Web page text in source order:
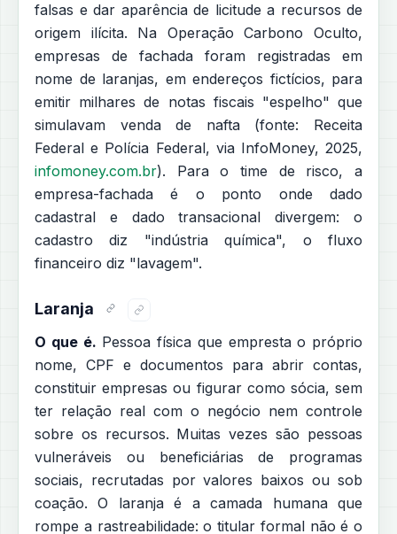
falsas e dar aparência de licitude a recursos de
origem ilícita. Na Operação Carbono Oculto,
empresas de fachada foram registradas em
nome de laranjas, em endereços fictícios, para
emitir milhares de notas fiscais "espelho" que
simulavam venda de nafta (fonte: Receita
Federal e Polícia Federal, via InfoMoney, 2025,
infomoney.com.br). Para o time de risco, a
empresa-fachada é o ponto onde dado
cadastral e dado transacional divergem: o
cadastro diz "indústria química", o fluxo
financeiro diz "lavagem".
Laranja
O que é. Pessoa física que empresta o próprio
nome, CPF e documentos para abrir contas,
constituir empresas ou figurar como sócia, sem
ter relação real com o negócio nem controle
sobre os recursos. Muitas vezes são pessoas
vulneráveis ou beneficiárias de programas
sociais, recrutadas por valores baixos ou sob
coação. O laranja é a camada humana que
rompe a rastreabilidade: o titular formal não é o